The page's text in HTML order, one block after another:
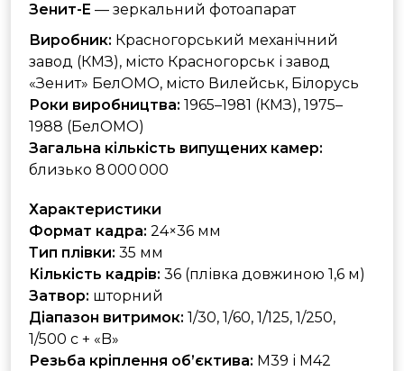
Зенит-E — зеркальний фотоапарат
Виробник: Красногорський механічний
завод (КМЗ), місто Красногорськ і завод
«Зенит» БелОМО, місто Вилейськ, Білорусь
Роки виробництва: 1965–1981 (КМЗ), 1975–
1988 (БелОМО)
Загальна кількість випущених камер:
близько 8 000 000
Характеристики
Формат кадра: 24×36 мм
Тип плівки: 35 мм
Кількість кадрів: 36 (плівка довжиною 1,6 м)
Затвор: шторний
Діапазон витримок: 1/30, 1/60, 1/125, 1/250,
1/500 с + «B»
Резьба кріплення об’єктива: M39 і M42